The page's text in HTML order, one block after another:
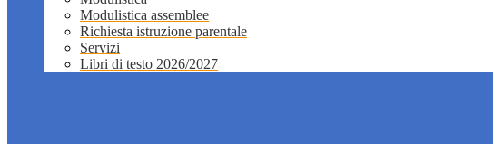
Modulistica assemblee
Richiesta istruzione parentale
Servizi
Libri di testo 2026/2027